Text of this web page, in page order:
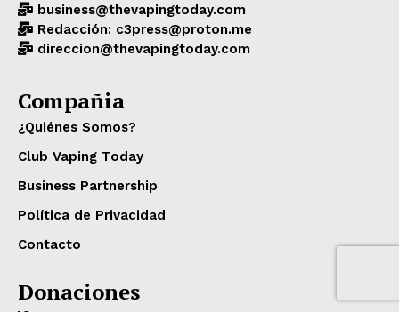
business@thevapingtoday.com
Redacción: c3press@proton.me
direccion@thevapingtoday.com
Compañia
¿Quiénes Somos?
Club Vaping Today
Business Partnership
Política de Privacidad
Contacto
Donaciones